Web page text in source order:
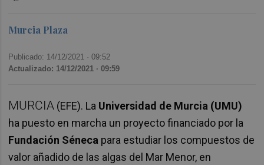
Murcia Plaza
Publicado: 14/12/2021 ·09:52
Actualizado: 14/12/2021 · 09:59
MURCIA (EFE). La Universidad de Murcia (UMU)
ha puesto en marcha un proyecto financiado por la
Fundación Séneca para estudiar los compuestos de
valor añadido de las algas del Mar Menor, en